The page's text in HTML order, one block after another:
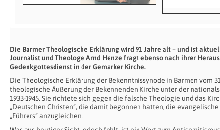
Die Barmer Theologische Erklärung wird 91 Jahre alt – und ist
Journalist und Theologe Arnd Henze fragt ebenso nach ihrer
Gedenkgottesdienst in der Gemarker Kirche.
Die Theologische Erklärung der Bekenntnissynode in Barmen vom
theologische Äußerung der Bekennenden Kirche unter der
1933-1945. Sie richtete sich gegen die falsche Theologie und das
„Deutschen Christen“, die damit begonnen hatten, die
„Führers“ anzugleichen.